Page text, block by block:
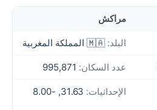
مراكش
البلد: 🇲🇦 المملكة المغربية
عدد السكان:
الإحداثيات: